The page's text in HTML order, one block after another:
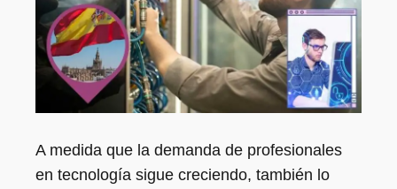
A medida que la demanda de profesionales
en tecnología sigue creciendo, también lo